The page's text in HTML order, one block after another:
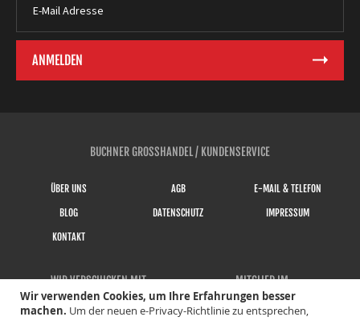
Wir verwenden Cookies, um Ihre Erfahrungen besser
machen. Um der neuen e-Privacy-Richtlinie zu entsprechen,
BUCHNER GROSSHANDEL / KUNDENSERVICE
ÜBER UNS AGB
E-MAIL & TELEFON
BLOG
DATENSCHUTZ
IMPRESSUM
KONTAKT
MITGLIED IM
WIR VERSCHICKEN MIT